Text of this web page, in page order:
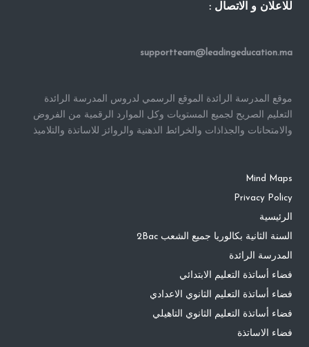
للاعلان و الاتصال :
supportteam@leadingeducation.ma
موقع المدرسة الرائدة الموقع الرسمي لدروس المدرسة الرائدة
التعليم الصريح لجميع المستويات وكل الموارد الرقمية من الفروض
والامتحانات والجذاذات والخرائط الذهنية والروائز للاساتذة والتلاميذ
Mind Maps
Privacy Policy
الرئيسية
السنة الثانية بكالوريا جميع الشعب 2Bac
المدرسة الرائدة
فضاء أساتذة التعليم الابتدائي
فضاء أساتذة التعليم الثانوي الاعدادي
فضاء أساتذة التعليم الثانوي التاهيلي
فضاء الاساتذة